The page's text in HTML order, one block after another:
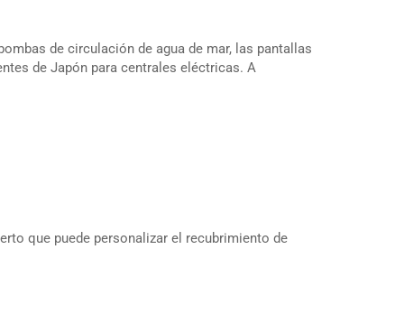
de circulación de agua de mar, las pantallas
de Japón para centrales eléctricas. A
que puede personalizar el recubrimiento de